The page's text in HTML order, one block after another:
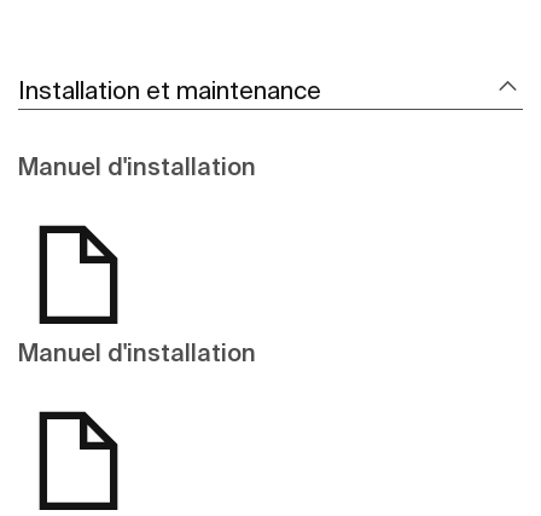
Installation et maintenance
Manuel d'installation
Manuel d'installation